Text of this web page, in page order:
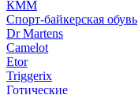
КММ
Спорт-байкерская обувь
Dr Martens
Camelot
Etor
Triggerix
Готические